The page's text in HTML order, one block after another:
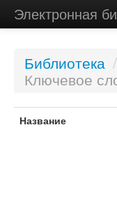
Электронная
Библиотека /
Ключевое
Название